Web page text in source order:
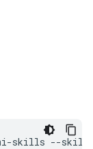
skills --skill